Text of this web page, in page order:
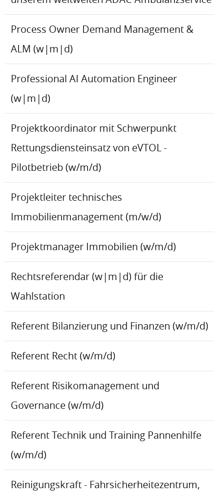
Process Owner Demand Management &
ALM (w|m|d)
Professional AI Automation Engineer
(w|m|d)
Projektkoordinator mit Schwerpunkt
Rettungsdiensteinsatz von eVTOL -
Pilotbetrieb (w/m/d)
Projektleiter technisches
Immobilienmanagement (m/w/d)
Projektmanager Immobilien (w/m/d)
Rechtsreferendar (w|m|d) für die
Wahlstation
Referent Bilanzierung und Finanzen (w/m/d)
Referent Recht (w/m/d)
Referent Risikomanagement und
Governance (w/m/d)
Referent Technik und Training Pannenhilfe
(w/m/d)
Reinigungskraft - Fahrsicherheitezentrum,